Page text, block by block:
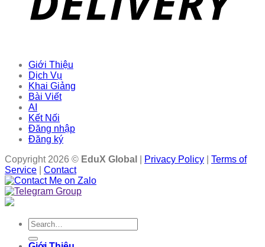
Giới Thiệu
Dịch Vụ
Khai Giảng
Bài Viết
AI
Kết Nối
Đăng nhập
Đăng ký
Copyright 2026 © EduX Global Privacy Policy
Terms of
Service
Contact
Search
for: